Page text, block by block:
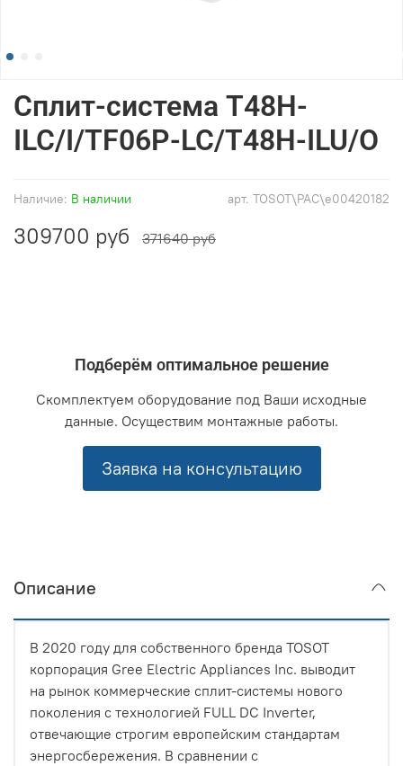
арт. TOSOT\PAC\e00420182
Наличие: В наличии
Сплит-система T48H-
ILC/I/TF06P-LC/T48H-ILU/O
309700 руб 371640 руб
Подберём оптимальное решение
Скомплектуем оборудование под Ваши исходные
данные. Осуществим монтажные работы.
Заявка на консультацию
Описание
В 2020 году для собственного бренда TOSOT
корпорация Gree Electric Appliances Inc. выводит
на рынок коммерческие сплит-системы нового
поколения с технологией FULL DC Inverter,
отвечающие строгим европейским стандартам
энергосбережения. В сравнении с